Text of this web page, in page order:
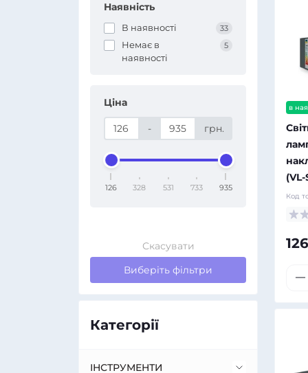
Наявність
В наявності 33
Немає в
наявності
5
Ціна
- грн.
126 328 531 733 935
Скасувати
Виберіть фільтри
Категорії
ІНСТРУМЕНТИ
в
Код